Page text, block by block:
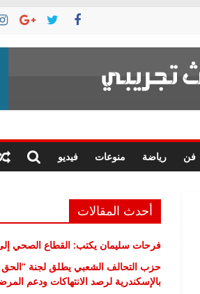
فن رياضة منوعات فيديو
أحدث المقالات
فرحات سليمان يكتب: القطاع الصحي
حزب التحالف الشعبي يطلق لجنة
بالإسكندرية لرصد الانتهاكات ودعم